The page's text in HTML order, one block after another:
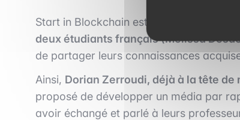
Start in Blockchain est né à University of
deux étudiants français (Mélissa
de partager leurs connaissances
Ainsi, Dorian Zerroudi, déjà à la tête de
proposé de développer un média par
avoir échangé et parlé à leurs